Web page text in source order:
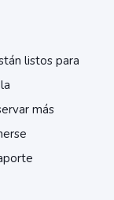
listos para
más